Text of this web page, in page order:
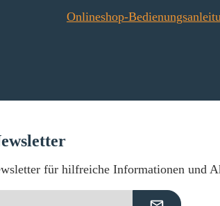
Onlineshop-
für hilfreiche Informationen und